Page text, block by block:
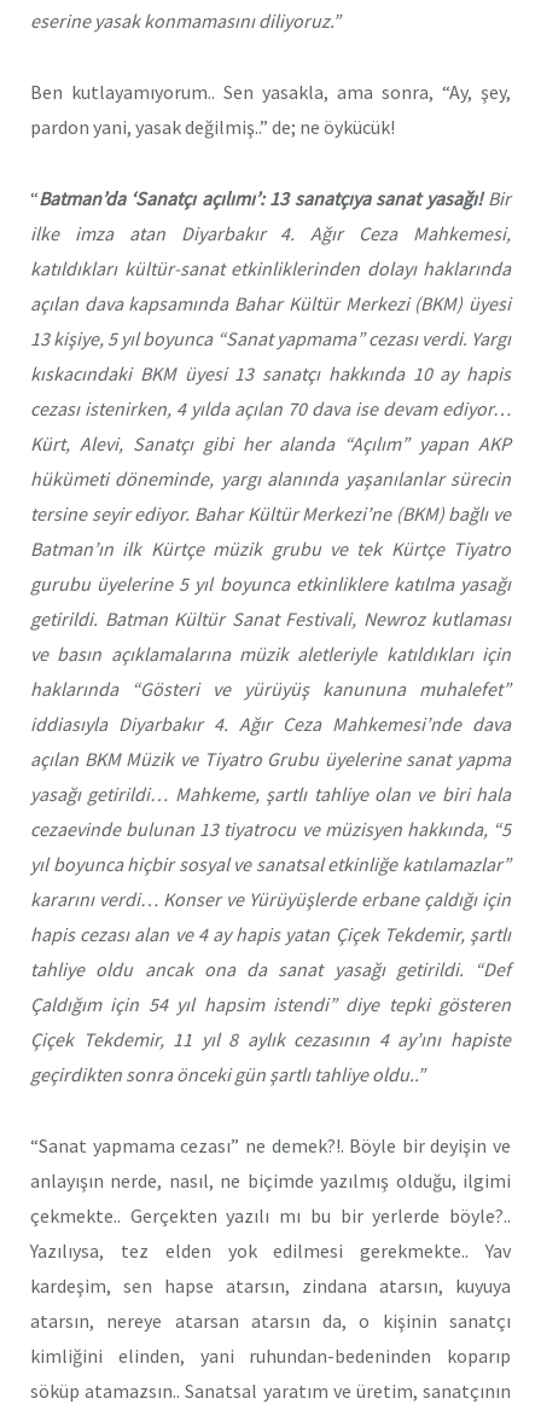
eserine yasak konmamasını diliyoruz.”
Ben kutlayamıyorum.. Sen yasakla, ama sonra, “Ay, şey,
pardon yani, yasak değilmiş..” de; ne öykücük!
“Batman’da ‘Sanatçı açılımı’: 13 sanatçıya sanat yasağı!Bir
ilke imza atan Diyarbakır 4. Ağır Ceza Mahkemesi,
katıldıkları kültür-sanat etkinliklerinden dolayı haklarında
açılan dava kapsamında Bahar Kültür Merkezi (BKM) üyesi
13 kişiye, 5 yıl boyunca “Sanat yapmama” cezası verdi. Yargı
kıskacındaki BKM üyesi 13 sanatçı hakkında 10 ay hapis
cezası istenirken, 4 yılda açılan 70 dava ise devam ediyor…
Kürt, Alevi, Sanatçı gibi her alanda “Açılım” yapan AKP
hükümeti döneminde, yargı alanında yaşanılanlar sürecin
tersine seyir ediyor. Bahar Kültür Merkezi’ne (BKM) bağlı ve
Batman’ın ilk Kürtçe müzik grubu ve tek Kürtçe Tiyatro
gurubu üyelerine 5 yıl boyunca etkinliklere katılma yasağı
getirildi. Batman Kültür Sanat Festivali, Newroz kutlaması
ve basın açıklamalarına müzik aletleriyle katıldıkları için
haklarında “Gösteri ve yürüyüş kanununa muhalefet”
iddiasıyla Diyarbakır 4. Ağır Ceza Mahkemesi’nde dava
açılan BKM Müzik ve Tiyatro Grubu üyelerine sanat yapma
yasağı getirildi… Mahkeme, şartlı tahliye olan ve biri hala
cezaevinde bulunan 13 tiyatrocu ve müzisyen hakkında, “5
yıl boyunca hiçbir sosyal ve sanatsal etkinliğe katılamazlar”
kararını verdi… Konser ve Yürüyüşlerde erbane çaldığı için
hapis cezası alan ve 4 ay hapis yatan Çiçek Tekdemir, şartlı
tahliye oldu ancak ona da sanat yasağı getirildi. “Def
Çaldığım için 54 yıl hapsim istendi” diye tepki gösteren
Çiçek Tekdemir, 11 yıl 8 aylık cezasının 4 ay’ını hapiste
geçirdikten sonra önceki gün şartlı tahliye oldu..”
“Sanat yapmama cezası” ne demek?!. Böyle bir deyişin ve
anlayışın nerde, nasıl, ne biçimde yazılmış olduğu, ilgimi
çekmekte.. Gerçekten yazılı mı bu bir yerlerde böyle?..
Yazılıysa, tez elden yok edilmesi gerekmekte.. Yav
kardeşim, sen hapse atarsın, zindana atarsın, kuyuya
atarsın, nereye atarsan atarsın da, o kişinin sanatçı
kimliğini elinden, yani ruhundan-bedeninden koparıp
söküp atamazsın.. Sanatsal yaratım ve üretim, sanatçının